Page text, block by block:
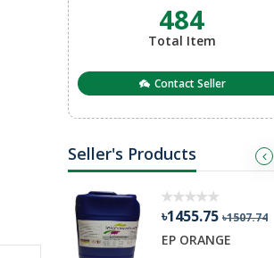
484
Total Item
Contact Seller
Seller's Products
৳1455.75৳1507.74
EP ORANGE